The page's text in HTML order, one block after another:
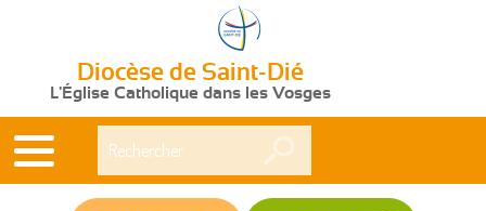
Diocèse de Saint-Dié
L'Église Catholique dans les Vosges